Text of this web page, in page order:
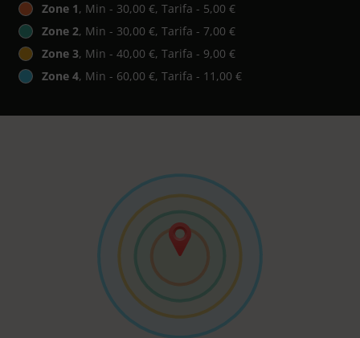
Zone 1, Min - 30,00 €, Tarifa - 5,00 €
Zone 2, Min - 30,00 €, Tarifa - 7,00 €
Zone 3, Min - 40,00 €, Tarifa - 9,00 €
Zone 4, Min - 60,00 €, Tarifa - 11,00 €